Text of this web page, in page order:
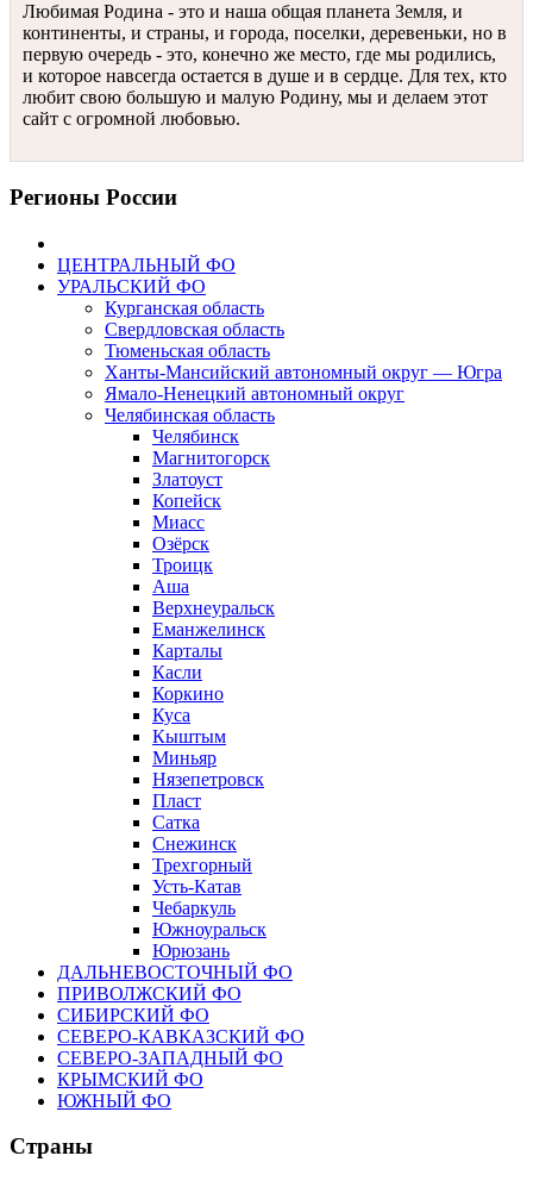
Любимая Родина - это и наша общая планета Земля, и
континенты, и страны, и города, поселки, деревеньки, но в
первую очередь - это, конечно же место, где мы родились,
и которое навсегда остается в душе и в сердце. Для тех, кто
любит свою большую и малую Родину, мы и делаем этот
сайт с огромной любовью.
Регионы России
ЦЕНТРАЛЬНЫЙ ФО
УРАЛЬСКИЙ ФО
Курганская область
Свердловская область
Тюменьская область
Ханты-Мансийский автономный округ — Югра
Ямало-Ненецкий автономный округ
Челябинская область
Челябинск
Магнитогорск
Златоуст
Копейск
Миасс
Озёрск
Троицк
Аша
Верхнеуральск
Еманжелинск
Карталы
Касли
Коркино
Куса
Кыштым
Миньяр
Нязепетровск
Пласт
Сатка
Снежинск
Трехгорный
Усть-Катав
Чебаркуль
Южноуральск
Юрюзань
ДАЛЬНЕВОСТОЧНЫЙ ФО
ПРИВОЛЖСКИЙ ФО
СИБИРСКИЙ ФО
СЕВЕРО-КАВКАЗСКИЙ ФО
СЕВЕРО-ЗАПАДНЫЙ ФО
КРЫМСКИЙ ФО
ЮЖНЫЙ ФО
Страны